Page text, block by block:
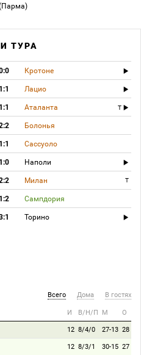
ТУРА
Кротоне
1:1 Лацио
1:1 Аталанта T
Болонья
1:1 Сассуоло
1:0 Наполи
Милан T
1:2 Сампдория
Торино
Всего Дома В гостях
И В/Н/П М О
12 8/4/0 27-13 28
12 8/3/1 30-15 27